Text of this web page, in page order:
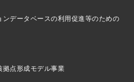
ンデータベースの利用促進等のための
拠点形成モデル事業